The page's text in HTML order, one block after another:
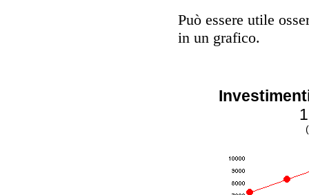
Può essere utile
in un grafico.